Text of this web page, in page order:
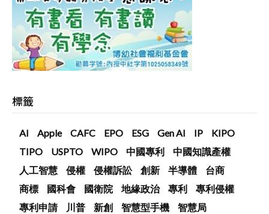
標籤
AI Apple CAFC EPO ESG Gen AI IP
KIPO
TIPO
USPTO WIPO 中國專利
中國知識產權
人工智慧
侵權 侵權訴訟 創新 半導體
台商
商標
國科會 國衛院 地緣政治 專利
專利侵權
專利申請
川普 新創 智慧型手機
智慧局